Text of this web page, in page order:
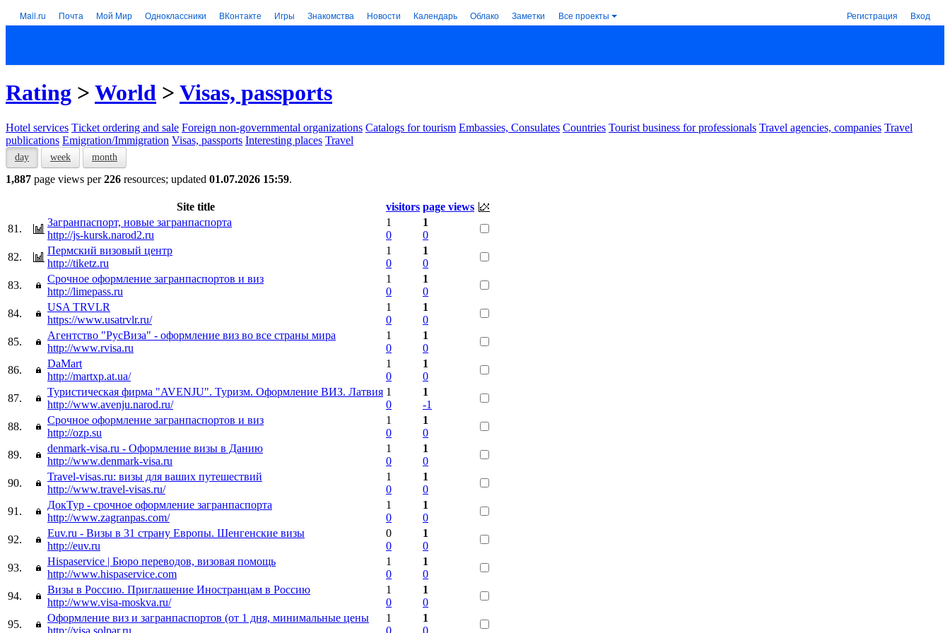
Mail.ru Почта Мой Мир Одноклассники ВКонтакте Игры Знакомства Новости Календарь Облако Заметки Все проекты Регистрация Вход
Rating > World > Visas, passports
Hotel services Тicket ordering and sale Foreign non-governmental organizations Catalogs for tourism Embassies, Consulates Countries Tourist business for professionals Travel agencies, companies Travel
publications Emigration/Immigration Visas, passports Interesting places Travel
day week month
1,887 page views per226 resources; updated 01.07.2026 15:59.
Site title visitors page views
81.
Загранпаспорт, новые загранпаспорта
http://js-kursk.narod2.ru
1
0
1
0
82.
Пермский визовый центр
http://tiketz.ru
1
0
1
0
83.
Срочное оформление загранпаспортов и виз
http://limepass.ru
1
0
1
0
84.
USA TRVLR
https://www.usatrvlr.ru/
1
0
1
0
85.
Агентство "РусВиза" - оформление виз во все страны мира
http://www.rvisa.ru
1
0
1
0
86.
DaMart
http://martxp.at.ua/
1
0
1
0
87.
Туристическая фирма "AVENJU". Туризм. Оформление ВИЗ. Латвия
http://www.avenju.narod.ru/
1
0
1
-1
88.
Срочное оформление загранпаспортов и виз
http://ozp.su
1
0
1
0
89.
denmark-visa.ru - Оформление визы в Данию
http://www.denmark-visa.ru
1
0
1
0
90.
Travel-visas.ru: визы для ваших путешествий
http://www.travel-visas.ru/
1
0
1
0
91.
ДокТур - срочное оформление загранпаспорта
http://www.zagranpas.com/
1
0
1
0
92.
Euv.ru - Визы в 31 страну Европы. Шенгенские визы
http://euv.ru
0
0
1
0
93.
Hispaservice | Бюро переводов, визовая помощь
http://www.hispaservice.com
1
0
1
0
94.
Визы в Россию. Приглашение Иностранцам в Россию
http://www.visa-moskva.ru/
1
0
1
0
95.
Оформление виз и загранпаспортов (от 1 дня, минимальные цены
http://visa.solpar.ru
1
0
1
0